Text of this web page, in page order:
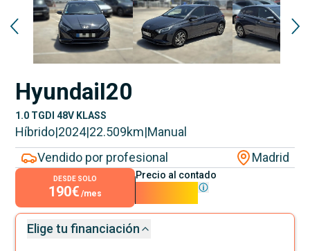
HyundaiI20
1.0 TGDI 48V KLASS
Híbrido|2024|22.509km|Manual
Vendido por profesional
Madrid
DESDE SOLO
190€ /mes
Precio al contado
Elige tu financiación